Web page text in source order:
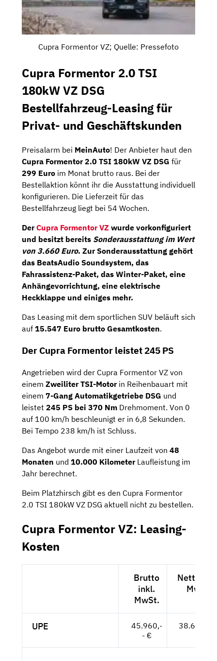
Cupra Formentor VZ; Quelle: Pressefoto
Cupra Formentor 2.0 TSI
180kW VZ DSG
Bestellfahrzeug-Leasing für
Privat- und Geschäftskunden
Preisalarm bei MeinAuto! Der Anbieter haut den
Cupra Formentor 2.0 TSI 180kW VZ DSG für
299 Euro im Monat brutto raus. Bei der
Bestellaktion könnt ihr die Ausstattung individuell
konfigurieren. Die Lieferzeit für das
Bestellfahrzeug liegt bei 54 Wochen.
DerCupra Formentor VZ wurde vorkonfiguriert
und besitzt bereits Sonderausstattung im Wert
von 3.660 Euro. Zur Sonderausstattung gehört
das BeatsAudio Soundsystem, das
Fahrassistenz-Paket, das Winter-Paket, eine
Anhängevorrichtung, eine elektrische
Heckklappe und einiges mehr.
Das Leasing mit dem sportlichen SUV beläuft sich
auf 15.547 Euro brutto Gesamtkosten.
Der Cupra Formentor leistet 245 PS
Angetrieben wird der Cupra Formentor VZ von
einem Zweiliter TSI-Motorin Reihenbauart mit
einem 7-Gang Automatikgetriebe DSG und
leistet 245 PS bei 370 Nm Drehmoment. Von 0
auf 100 km/h beschleunigt er in 6,8 Sekunden.
Bei Tempo 238 km/h ist Schluss.
Das Angebot wurde mit einer Laufzeit von 48
Monaten und 10.000 KilometerLaufleistung im
Jahr berechnet.
Beim Platzhirsch gibt es den Cupra Formentor
2.0 TSI 180kW VZ DSG aktuell nicht zu bestellen.
Cupra Formentor VZ: Leasing-
Kosten
Brutto
inkl.
MwSt.
Netto
MwSt.
UPE
45.960,-
- €
38.622,--